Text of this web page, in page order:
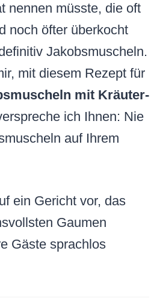
nennen müsste, die oft
noch öfter überkocht
Jakobsmuscheln.
mit diesem Rezept für
mit Kräuter-
ich Ihnen: Nie
auf Ihrem
ein Gericht vor, das
Gaumen
Gäste sprachlos